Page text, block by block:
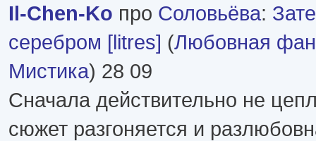
Il-Chen-Ko про Соловьёва:
серебром [litres] (Любовная
Мистика) 28 09
Сначала действительно не
сюжет разгоняется и